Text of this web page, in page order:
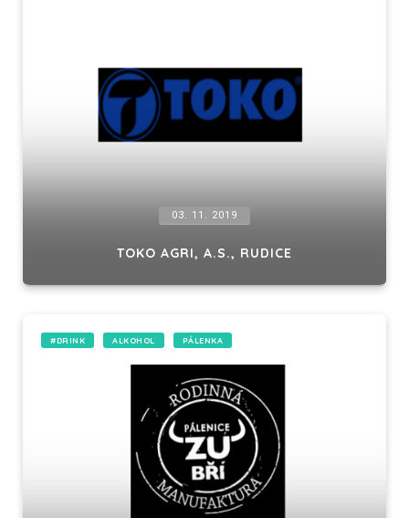
03. 11. 2019
TOKO AGRI, A.S., RUDICE
#DRINK ALKOHOL PÁLENKA